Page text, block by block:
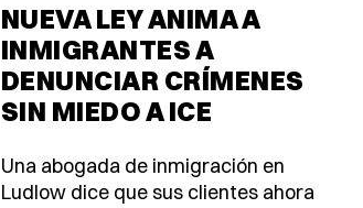
NUEVA LEY ANIMA A
INMIGRANTES A
DENUNCIAR CRÍMENES
SIN MIEDO A ICE
Una abogada de inmigración en
Ludlow dice que sus clientes ahora